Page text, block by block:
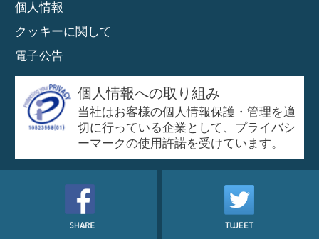
個人情報
クッキーに関して
電子公告
個人情報への取り組み
当社はお客様の個人情報保護・管理を適
切に行っている企業として、プライバシ
ーマークの使用許諾を受けています。